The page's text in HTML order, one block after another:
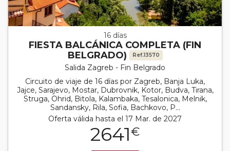
16 días
FIESTA BALCÁNICA COMPLETA (FIN
BELGRADO)
Ref.13570
Salida Zagreb - Fin Belgrado
Circuito de viaje de 16 días por Zagreb, Banja Luka,
Jajce, Sarajevo, Mostar, Dubrovnik, Kotor, Budva, Tirana,
Struga, Ohrid, Bitola, Kalambaka, Tesalonica, Melnik,
Sandansky, Rila, Sofia, Bachkovo, P...
Oferta válida hasta el 17 Mar. de 2027
2641€